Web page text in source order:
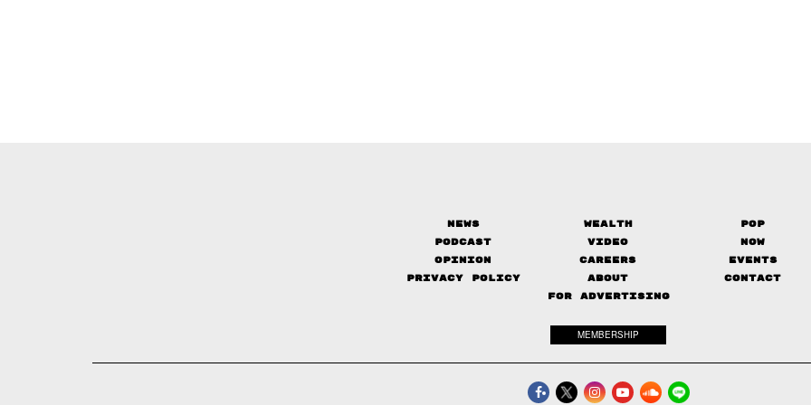
News Wealth
Pop
Podcast
Video
Now
Opinion
Careers
Events
Privacy Policy
About
Contact
FOR ADVERTISING
MEMBERSHIP